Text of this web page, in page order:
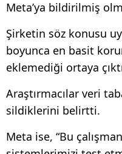
Meta’ya bildirilmiş
Şirketin söz konusu
boyunca en basit
eklemediği ortaya
Araştırmacılar veri
sildiklerini belirtti.
Meta ise, “Bu